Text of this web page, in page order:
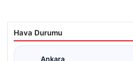
Hava Durumu
Ankara